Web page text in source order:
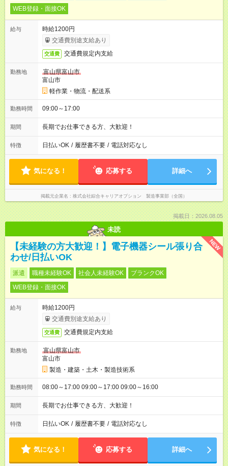
WEB登録・面接OK
給与
時給1200円
交通費別途支給あり
交通費 交通費規定内支給
勤務地
富山県富山市
富山市
軽作業・物流・配送系
勤務時間 09:00～17:00
期間 長期でお仕事できる方、大歓迎！
特徴 日払いOK / 履歴書不要 / 電話対応なし
気になる！ 応募する 詳細へ
掲載元企業名 株式会社綜合キャリアオプション 製造事業部（全国）
掲載日：2026.08.05
未読
NEW
【未経験の方大歓迎！】電子機器シール張り合
わせ/日払いOK
派遣 職種未経験OK 社会人未経験OK
ブランクOK
WEB登録・面接OK
給与
時給1200円
交通費別途支給あり
交通費 交通費規定内支給
勤務地
富山県富山市
富山市
製造・建築・土木・製造技術系
勤務時間 08:00～17:00 09:00～17:00 09:00～16:00
期間 長期でお仕事できる方、大歓迎！
特徴 日払いOK / 履歴書不要 / 電話対応なし
気になる！ 応募する 詳細へ